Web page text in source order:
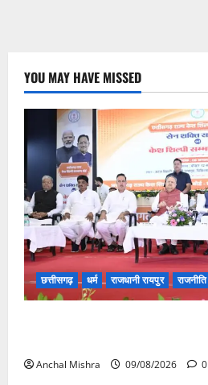
YOU MAY HAVE MISSED
छत्तीसगढ़ धर्म राजधानी रायपुर राजनीति
Anchal Mishra 09/08/2026 0